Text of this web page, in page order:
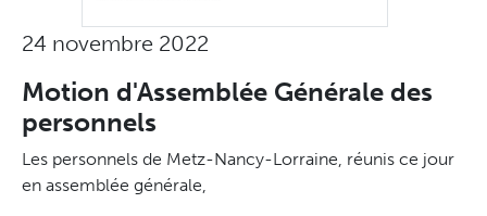
24 novembre 2022
Motion d'Assemblée Générale des
personnels
Les personnels de Metz-Nancy-Lorraine, réunis ce jour
en assemblée générale,